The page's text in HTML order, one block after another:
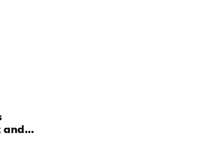
and